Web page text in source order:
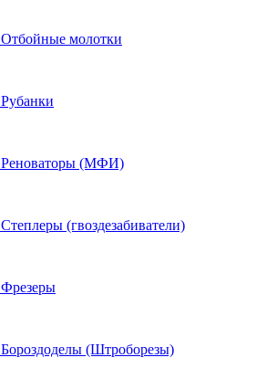
Отбойные молотки
Рубанки
Реноваторы (МФИ)
Степлеры (гвоздезабиватели)
Фрезеры
Бороздоделы (Штроборезы)